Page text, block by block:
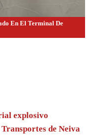
En El Terminal De
explosivo
de Neiva